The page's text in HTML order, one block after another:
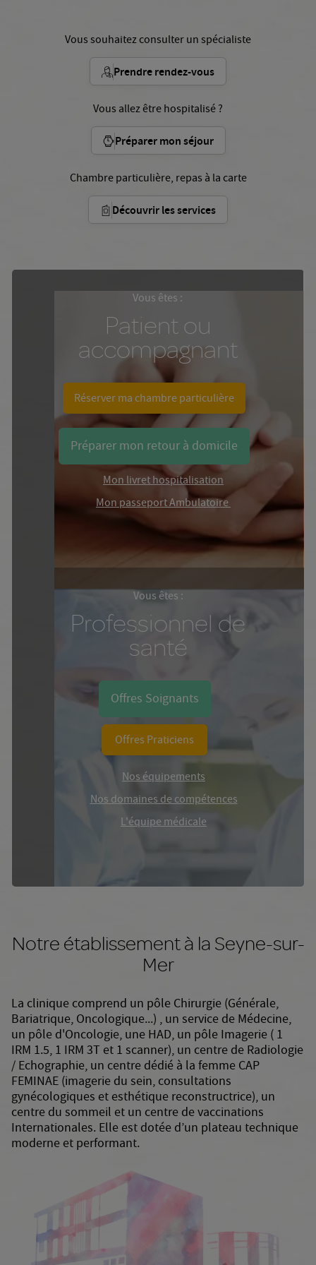
Vous souhaitez consulter un spécialiste
Prendre rendez-vous
Vous allez être hospitalisé ?
Préparer mon séjour
Chambre particulière, repas à la carte
Découvrir les services
Vous êtes :
Patient ou
accompagnant
Réserver ma chambre particulière
Préparer mon retour à domicile
Mon livret hospitalisation
Mon passeport Ambulatoire
Vous êtes :
Professionnel de
santé
Offres Soignants
Offres Praticiens
Nos équipements
Nos domaines de compétences
L'équipe médicale
Notre établissement à la Seyne-sur-
Mer
La clinique comprend un pôle Chirurgie (Générale,
Bariatrique, Oncologique...) , un service de Médecine,
un pôle d'Oncologie, une HAD, un pôle Imagerie ( 1
IRM 1.5, 1 IRM 3T et 1 scanner), un centre de Radiologie
/ Echographie, un centre dédié à la femme CAP
FEMINAE (imagerie du sein, consultations
gynécologiques et esthétique reconstructrice), un
centre du sommeil et un centre de vaccinations
Internationales. Elle est dotée d’un plateau technique
moderne et performant.